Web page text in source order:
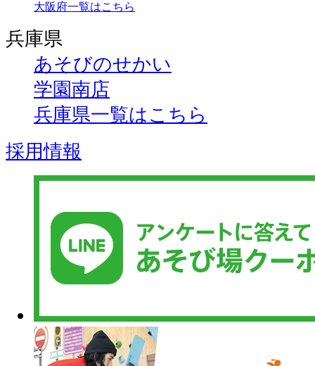
大阪府一覧はこちら
兵庫県
あそびのせかい
学園南店
兵庫県一覧はこちら
採用情報